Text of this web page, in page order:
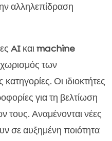
αλληλεπίδραση
AIκαιmachine
των
Οι ιδιοκτήτες
για τη βελτίωση
τους. Αναμένονται νέες
σε αυξημένη ποιότητα